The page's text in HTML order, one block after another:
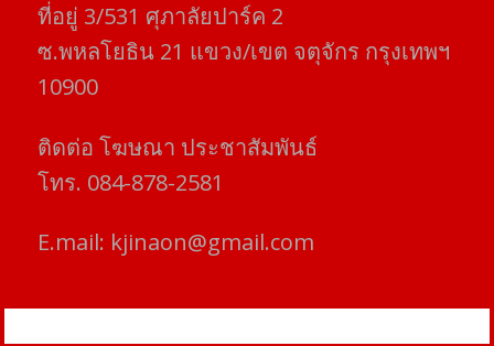
ที่อยู่​ 3/531​ ศุภาลัยปาร์ค​ 2
ซ.พหลโยธิน​ 21​ แขวง/เขต​ จตุจักร​ กรุงเทพฯ
10900
ติดต่อ​ โฆษณา​ ประชาสัมพันธ์
โทร​. 084-878-2581
E.mail: kjinaon@gmail.com